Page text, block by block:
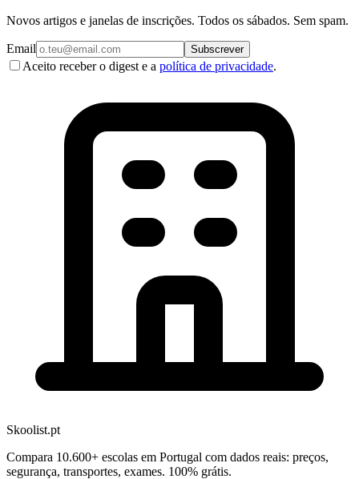
Novos artigos e janelas de inscrições. Todos os sábados. Sem spam.
Email Subscrever
Aceito receber o digest e a política de privacidade.
Skoolist.pt
Compara 10.600+ escolas em Portugal com dados reais: preços,
segurança, transportes, exames. 100% grátis.